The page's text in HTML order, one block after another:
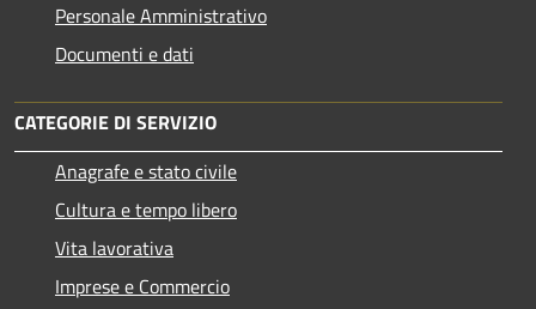
Personale Amministrativo
Documenti e dati
CATEGORIE DI SERVIZIO
Anagrafe e stato civile
Cultura e tempo libero
Vita lavorativa
Imprese e Commercio